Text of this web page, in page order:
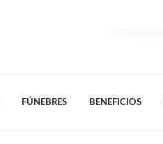
FÚNEBRES BENEFICIOS